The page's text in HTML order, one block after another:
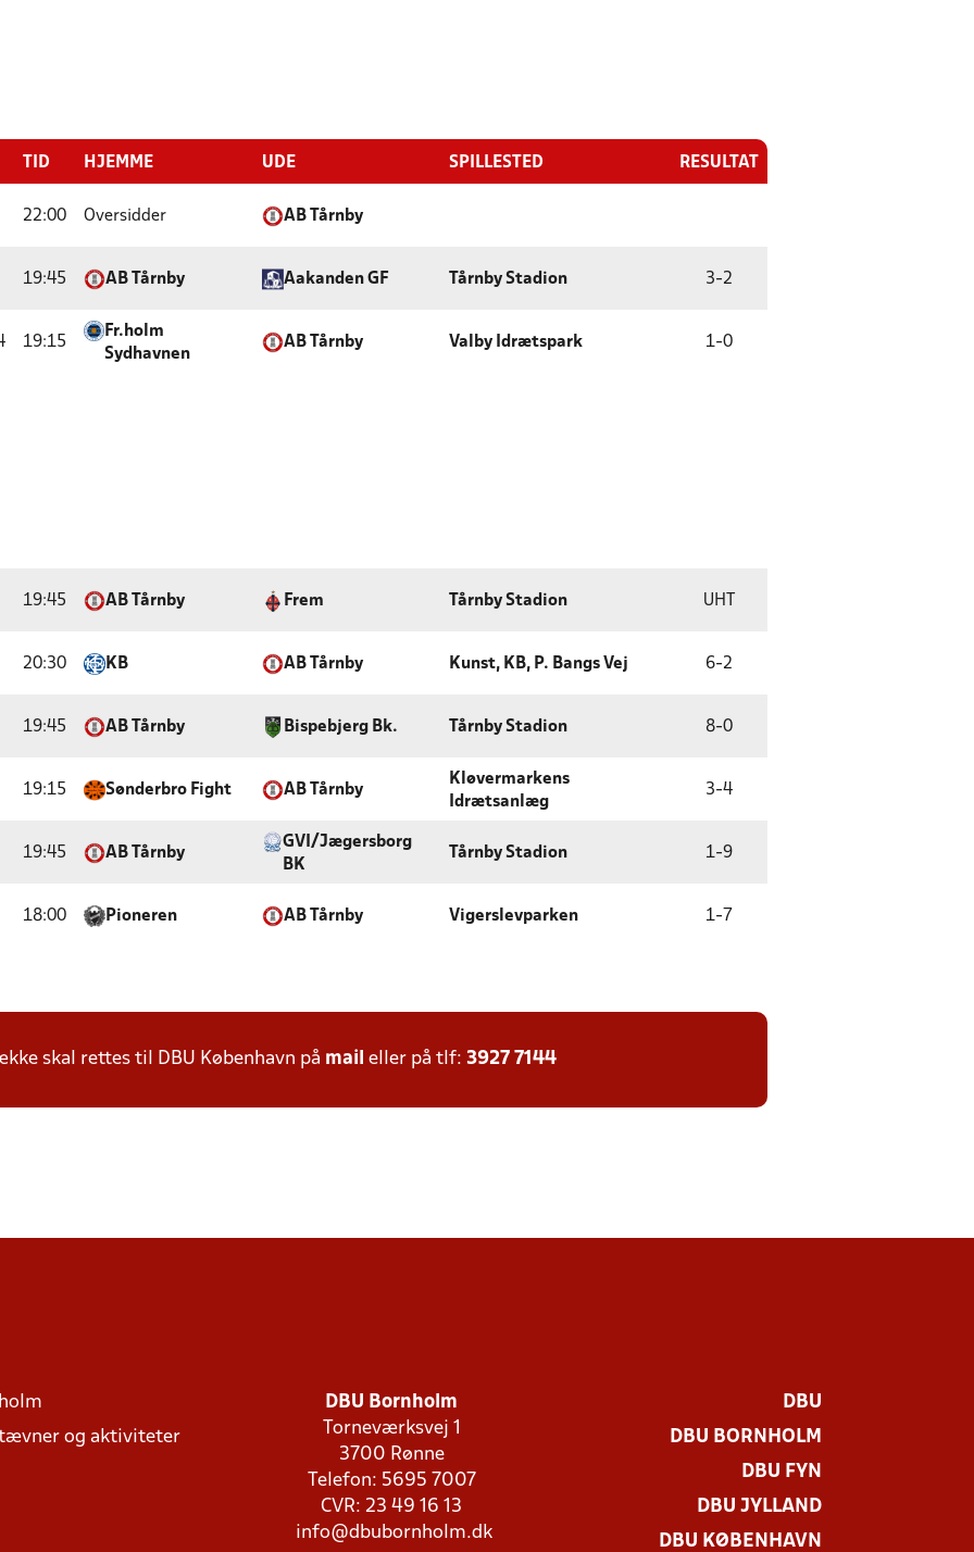
TID HJEMME UDE SPILLESTED RESULTAT
22:00 Oversidder AB Tårnby
19:45 AB Tårnby Aakanden GF Tårnby Stadion 3-2
19:15
Fr.holm
Sydhavnen
AB Tårnby Valby Idrætspark 1-0
19:45 AB Tårnby Frem Tårnby Stadion UHT
20:30 KB AB Tårnby Kunst, KB, P. Bangs Vej 6-2
19:45 AB Tårnby Bispebjerg Bk. Tårnby Stadion 8-0
19:15 Sønderbro Fight AB Tårnby
Kløvermarkens
Idrætsanlæg
3-4
19:45 AB Tårnby
GVI/Jægersborg
BK
Tårnby Stadion 1-9
18:00 Pioneren AB Tårnby Vigerslevparken 1- 7
skal rettes til DBU København på mail eller på tlf: 3927 7144
og aktiviteter
DBU Bornholm
Torneværksvej 1
3700 Rønne
Telefon: 5695 7007
CVR: 23 49 16 13
info@dbubornholm.dk
DBU
DBU BORNHOLM
DBU FYN
DBU JYLLAND
DBU KØBENHAVN